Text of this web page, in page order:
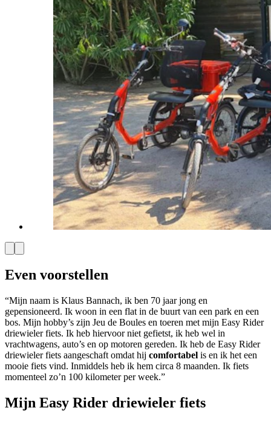
Even voorstellen
“Mijn naam is Klaus Bannach, ik ben 70 jaar jong en
gepensioneerd. Ik woon in een flat in de buurt van een park en een
bos. Mijn hobby’s zijn Jeu de Boules en toeren met mijn Easy Rider
driewieler fiets. Ik heb hiervoor niet gefietst, ik heb wel in
vrachtwagens, auto’s en op motoren gereden. Ik heb de Easy Rider
driewieler fiets aangeschaft omdat hij comfortabel is en ik het een
mooie fiets vind. Inmiddels heb ik hem circa 8 maanden. Ik fiets
momenteel zo’n 100 kilometer per week.”
Mijn Easy Rider driewieler fiets